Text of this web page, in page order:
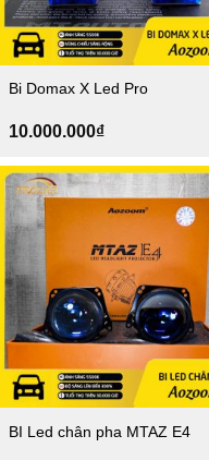
Bi Domax X Led Pro
10.000.000₫
BI Led chân pha MTAZ E4